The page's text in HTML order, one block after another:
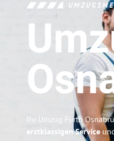
Ihr Umzug Fürth
erstklassigen Service